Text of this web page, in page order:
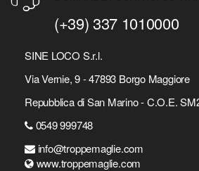
(+39) 337 1010000
SINE LOCO S.r.l.
Via Vernie, 9 - 47893 Borgo Maggiore
Repubblica di San Marino - C.O.E.
0549 999748
info@troppemaglie.com
www.troppemaglie.com